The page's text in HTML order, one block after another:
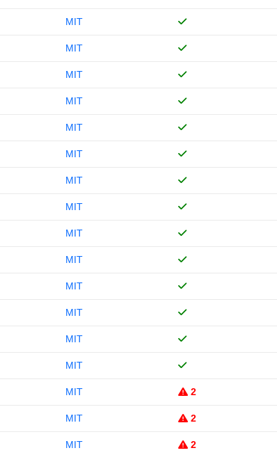
MIT
MIT
MIT
MIT
MIT
MIT
MIT
MIT
MIT
MIT
MIT
MIT
MIT
MIT
MIT 2
MIT 2
MIT 2